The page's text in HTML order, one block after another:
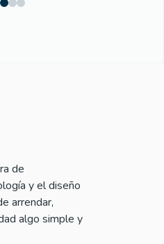
de
y el diseño
arrendar,
algo simple y